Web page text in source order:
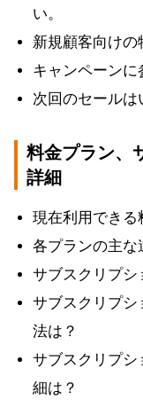
い。
新規顧客向けの
キャンペーンに
次回のセールは
料金プラン、
詳細
現在利用できる
各プランの主な
サブスクリプシ
サブスクリプシ
法は？
サブスクリプシ
細は？